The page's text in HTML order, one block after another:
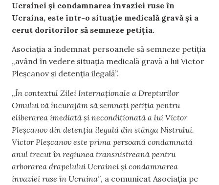
Ucrainei și condamnarea invaziei ruse în
Ucraina, este într-o situație medicală gravă și a
cerut doritorilor să semneze petiția.
Asociația a îndemnat persoanele să semneze petiția
„având în vedere situația medicală gravă a lui Victor
Pleșcanov și detenția ilegală”.
„În contextul Zilei Internaționale a Drepturilor
Omului vă încurajăm să semnați petiția pentru
eliberarea imediată și necondiționată a lui Victor
Pleșcanov din detenția ilegală din stânga Nistrului.
Victor Pleșcanov este prima persoană condamnată
anul trecut în regiunea transnistreană pentru
arborarea drapelului Ucrainei și condamnarea
invaziei ruse în Ucraina”, a comunicat Asociația pe